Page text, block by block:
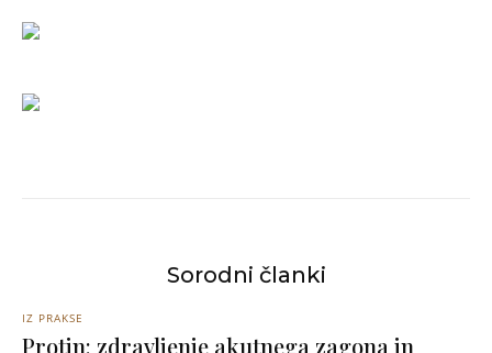
Sorodni članki
IZ PRAKSE
Protin: zdravljenje akutnega zagona in